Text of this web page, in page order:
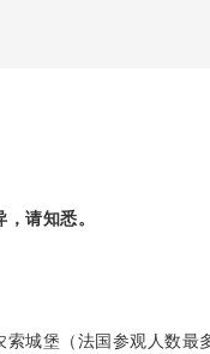
请知悉。
城堡（法国参观人数最